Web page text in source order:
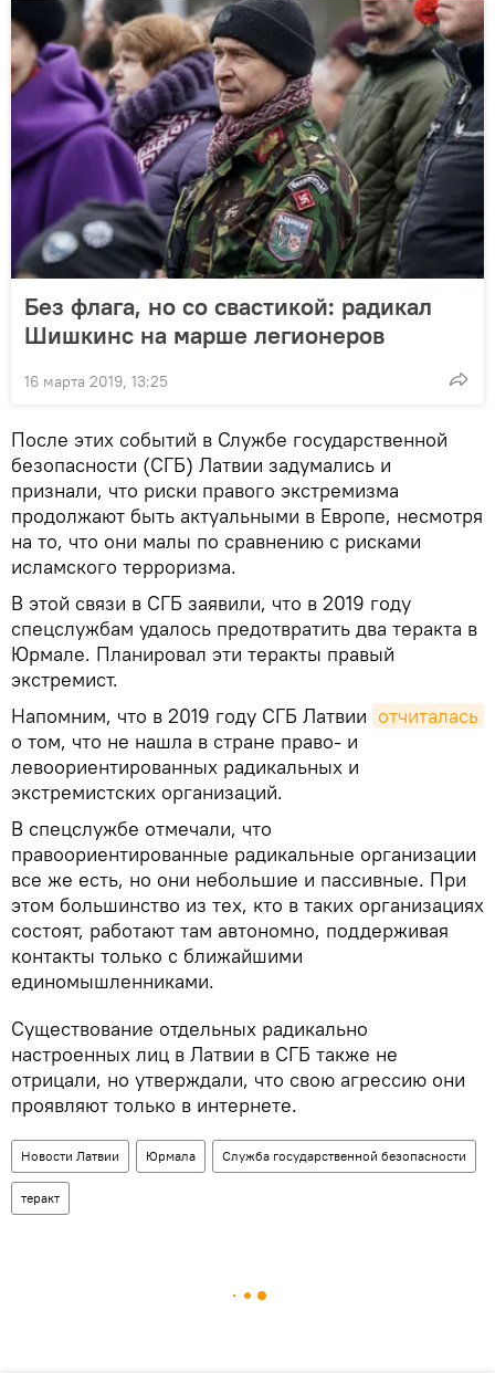
Без флага, но со свастикой: радикал
Шишкинс на марше легионеров
16 марта 2019, 13:25
После этих событий в Службе государственной
безопасности (СГБ) Латвии задумались и
признали, что риски правого экстремизма
продолжают быть актуальными в Европе, несмотря
на то, что они малы по сравнению с рисками
исламского терроризма.
В этой связи в СГБ заявили, что в 2019 году
спецслужбам удалось предотвратить два теракта в
Юрмале. Планировал эти теракты правый
экстремист.
Напомним, что в 2019 году СГБ Латвии отчиталась
о том, что не нашла в стране право- и
левоориентированных радикальных и
экстремистских организаций.
В спецслужбе отмечали, что
правоориентированные радикальные организации
все же есть, но они небольшие и пассивные. При
этом большинство из тех, кто в таких организациях
состоят, работают там автономно, поддерживая
контакты только с ближайшими
единомышленниками.
Существование отдельных радикально
настроенных лиц в Латвии в СГБ также не
отрицали, но утверждали, что свою агрессию они
проявляют только в интернете.
Новости Латвии Юрмала Служба государственной безопасности
теракт